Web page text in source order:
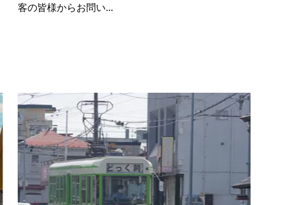
客の皆様からお問い...